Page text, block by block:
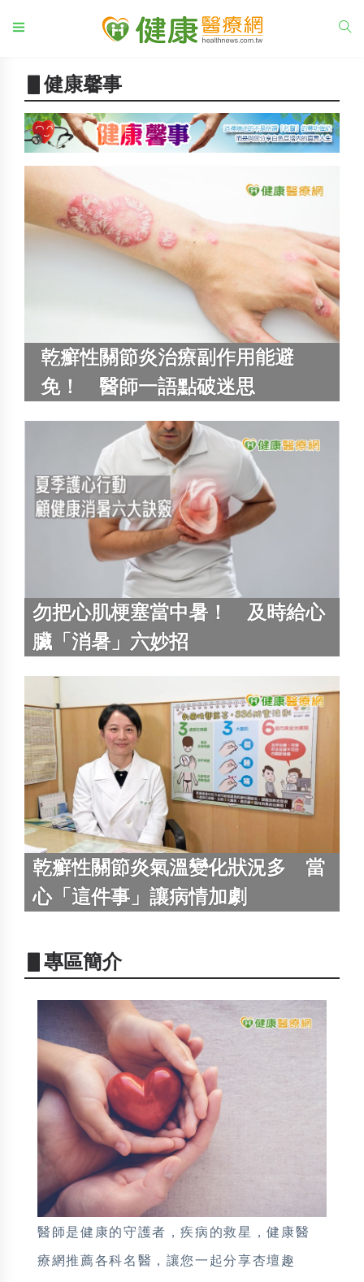
▋健康馨事
乾癬性關節炎治療副作用能避
免！ 醫師一語點破迷思
勿把心肌梗塞當中暑！ 及時給心
臟「消暑」六妙招
乾癬性關節炎氣溫變化狀況多 當
心「這件事」讓病情加劇
▋專區簡介
醫師是健康的守護者，疾病的救星，健康醫
療網推薦各科名醫，讓您一起分享杏壇趣